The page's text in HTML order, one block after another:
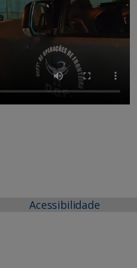
Acessibilidade